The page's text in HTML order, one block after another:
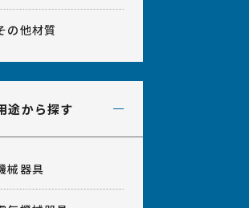
の他材質
途から探す
械器具